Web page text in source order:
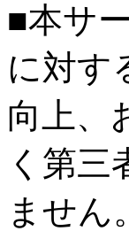
■本サ
に対す
向上、
く第
ません